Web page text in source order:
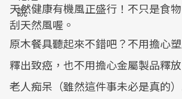
天然健康有機風正盛行！不只是食
刮天然風喔。
原木餐具聽起來不錯吧？不用擔心
釋出致癌，也不用擔心金屬製品釋
老人痴呆（雖然這件事未必是真的